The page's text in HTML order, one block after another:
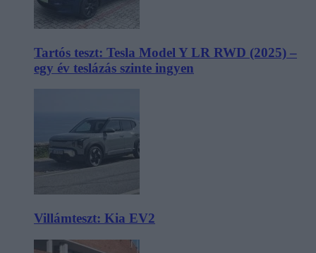
Tartós teszt: Tesla Model Y LR RWD (2025) –
egy év teslázás szinte ingyen
Villámteszt: Kia EV2